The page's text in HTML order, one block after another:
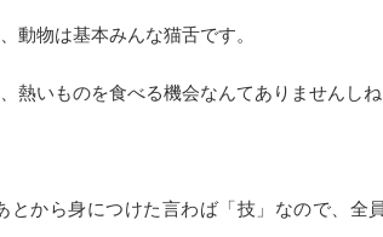
動物は基本みんな猫舌です。
熱いものを食べる機会なんてありませんしね
から身につけた言わば「技」なので、全